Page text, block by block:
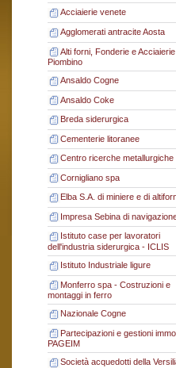
Acciaierie venete
Agglomerati antracite Aosta
Alti forni, Fonderie e
Piombino
Ansaldo Cogne
Ansaldo Coke
Breda siderurgica
Cementerie litoranee
Centro ricerche metallurgiche
Cornigliano spa
Elba S.A. di miniere e di
Impresa Sebina di
Istituto case per lavoratori
dell'industria siderurgica - ICLIS
Istituto Industriale ligure
Monferro spa - Costruzioni e
montaggi in ferro
Nazionale Cogne
Partecipazioni e gestioni
PAGEIM
Società acquedotti della